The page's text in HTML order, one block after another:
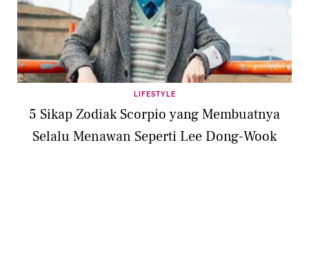
LIFESTYLE
5 Sikap Zodiak Scorpio yang Membuatnya
Selalu Menawan Seperti Lee Dong-Wook